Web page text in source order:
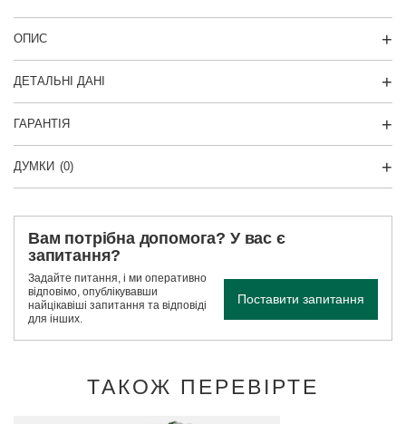
ОПИС
ДЕТАЛЬНІ ДАНІ
ГАРАНТІЯ
ДУМКИ (0)
Вам потрібна допомога? У вас є
запитання?
Задайте питання, і ми оперативно
відповімо, опублікувавши
найцікавіші запитання та відповіді
для інших.
Поставити запитання
ТАКОЖ ПЕРЕВІРТЕ